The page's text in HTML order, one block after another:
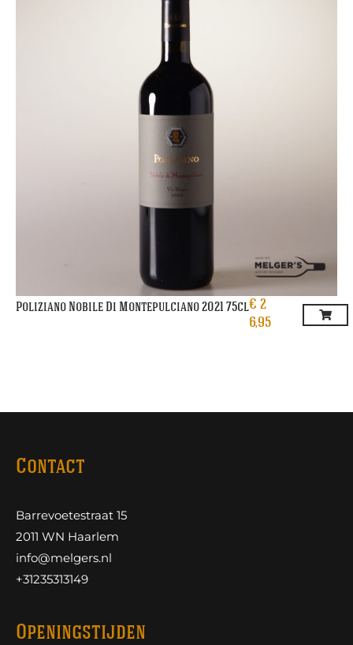
Poliziano Nobile Di Montepulciano 2021 75cl€ 2
6,95
Contact
Barrevoetestraat 15
2011 WN Haarlem
info@melgers.nl
+31235313149
Openingstijden